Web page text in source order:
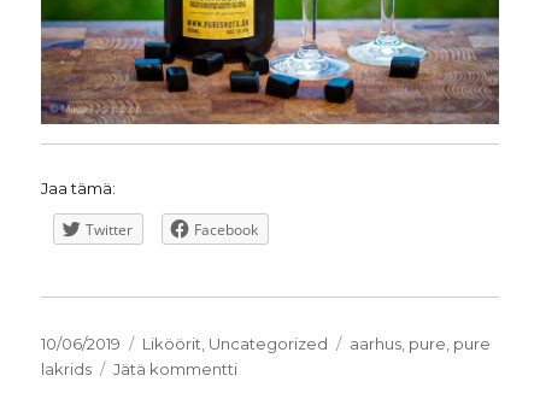
Jaa tämä:
Twitter Facebook
Julkaistu
10/06/2019 Kategoriat
Liköörit, Uncategorized Avainsanat
aarhus, pure, pure
lakrids
Jätä kommenttiartikkeliin